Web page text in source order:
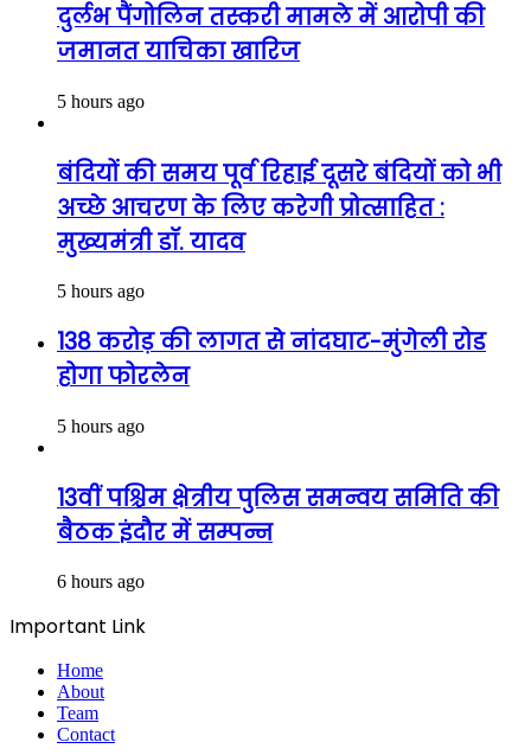
दुर्लभ पैंगोलिन तस्करी मामले में आरोपी की
जमानत याचिका खारिज
5 hours ago
बंदियों की समय पूर्व रिहाई दूसरे बंदियों को भी
अच्छे आचरण के लिए करेगी प्रोत्साहित :
मुख्यमंत्री डॉ. यादव
5 hours ago
138 करोड़ की लागत से नांदघाट-मुंगेली रोड
होगा फोरलेन
5 hours ago
13वीं पश्चिम क्षेत्रीय पुलिस समन्वय समिति की
बैठक इंदौर में सम्पन्न
6 hours ago
Important Link
Home
About
Team
Contact